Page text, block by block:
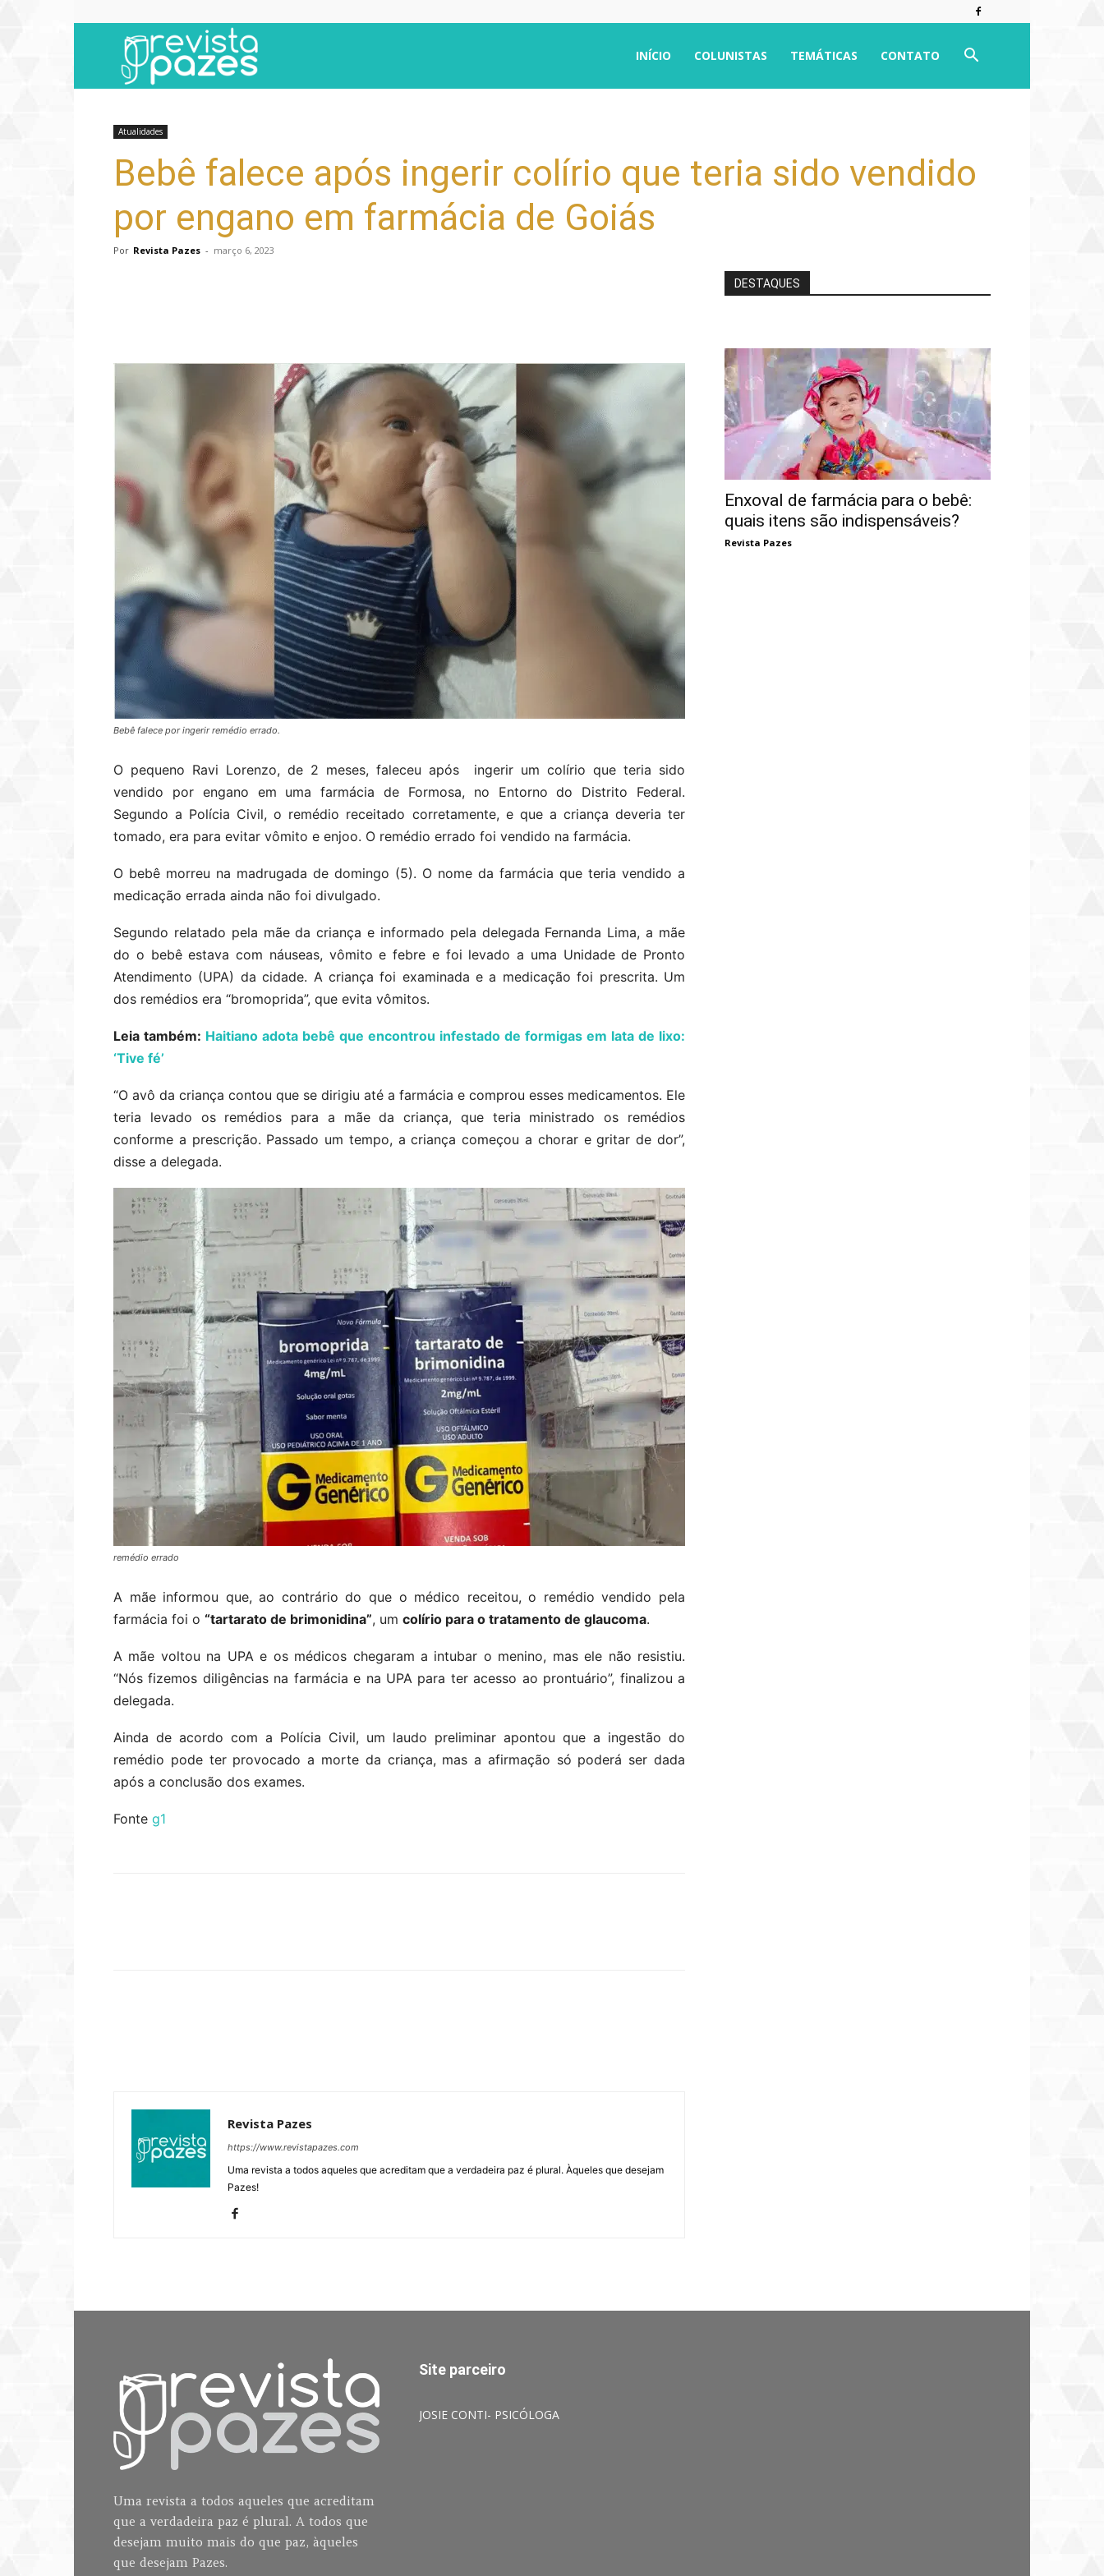
INÍCIO COLUNISTAS TEMÁTICAS CONTATO
Atualidades
Bebê falece após ingerir colírio que teria sido vendido
por engano em farmácia de Goiás
Por Revista Pazes - março 6, 2023
Bebê falece por ingerir remédio errado.
O pequeno Ravi Lorenzo, de 2 meses, faleceu após ingerir um colírio que teria sido
vendido por engano em uma farmácia de Formosa, no Entorno do Distrito Federal.
Segundo a Polícia Civil, o remédio receitado corretamente, e que a criança deveria ter
tomado, era para evitar vômito e enjoo. O remédio errado foi vendido na farmácia.
O bebê morreu na madrugada de domingo (5). O nome da farmácia que teria vendido a
medicação errada ainda não foi divulgado.
Segundo relatado pela mãe da criança e informado pela delegada Fernanda Lima, a mãe
do o bebê estava com náuseas, vômito e febre e foi levado a uma Unidade de Pronto
Atendimento (UPA) da cidade. A criança foi examinada e a medicação foi prescrita. Um
dos remédios era “bromoprida”, que evita vômitos.
Leia também: Haitiano adota bebê que encontrou infestado de formigas em lata de lixo:
‘Tive fé’
“O avô da criança contou que se dirigiu até a farmácia e comprou esses medicamentos. Ele
teria levado os remédios para a mãe da criança, que teria ministrado os remédios
conforme a prescrição. Passado um tempo, a criança começou a chorar e gritar de dor”,
disse a delegada.
remédio errado
A mãe informou que, ao contrário do que o médico receitou, o remédio vendido pela
farmácia foi o “tartarato de brimonidina”, um colírio para o tratamento de glaucoma.
A mãe voltou na UPA e os médicos chegaram a intubar o menino, mas ele não resistiu.
“Nós fizemos diligências na farmácia e na UPA para ter acesso ao prontuário”, finalizou a
delegada.
Ainda de acordo com a Polícia Civil, um laudo preliminar apontou que a ingestão do
remédio pode ter provocado a morte da criança, mas a afirmação só poderá ser dada
após a conclusão dos exames.
Fonte g1
Revista Pazes
https://www.revistapazes.com
Uma revista a todos aqueles que acreditam que a verdadeira paz é plural. Àqueles que desejam
Pazes!
DESTAQUES
Enxoval de farmácia para o bebê:
quais itens são indispensáveis?
Revista Pazes
Uma revista a todos aqueles que acreditam
que a verdadeira paz é plural. A todos que
desejam muito mais do que paz, àqueles
que desejam Pazes.
Site parceiro
JOSIE CONTI- PSICÓLOGA